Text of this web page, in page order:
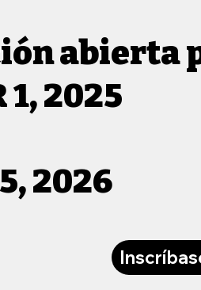
abierta
1, 2025
2026